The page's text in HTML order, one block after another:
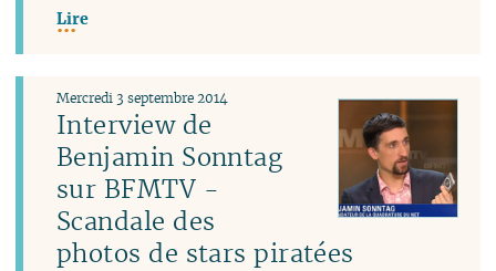
Lire
Interview de
Benjamin Sonntag
sur BFMTV -
Scandale des
photos de stars piratées
Mercredi 3 septembre 2014